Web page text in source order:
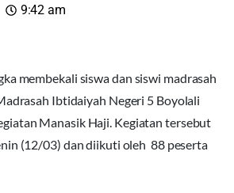
9:42 am
membekali siswa dan siswi madrasah
Ibtidaiyah Negeri 5 Boyolali
Manasik Haji. Kegiatan tersebut
(12/03) dan diikuti oleh 88 peserta